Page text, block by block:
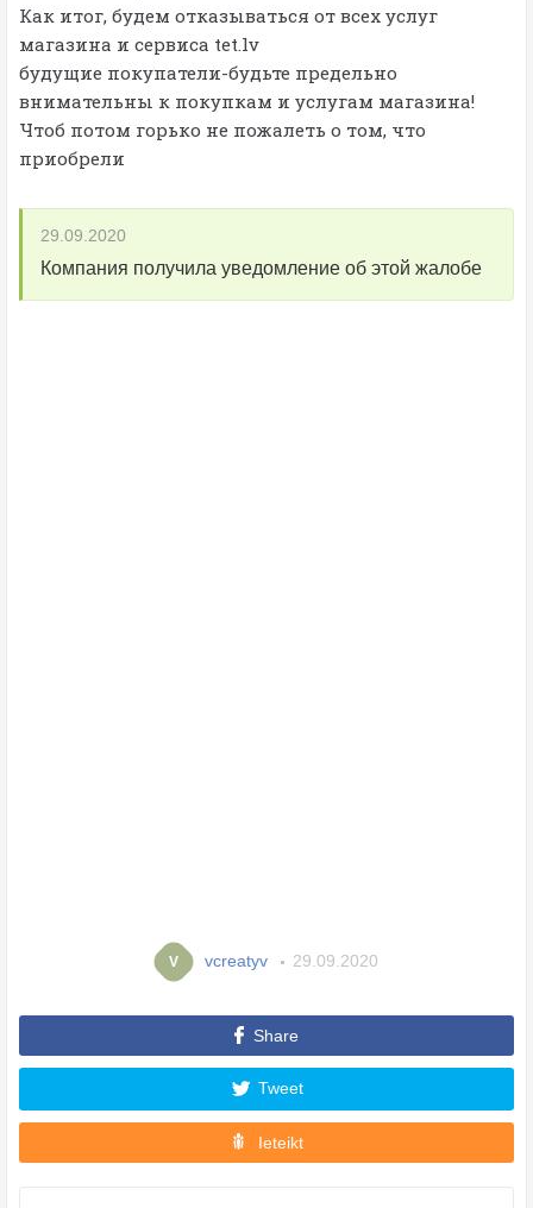
Как итог, будем отказываться от всех услуг
магазина и сервиса tet.lv
будущие покупатели-будьте предельно
внимательны к покупкам и услугам магазина!
Чтоб потом горько не пожалеть о том, что
приобрели
29.09.2020
Компания получила уведомление об этой жалобе
V vcreatyv 29.09.2020
Share
Tweet
Ieteikt